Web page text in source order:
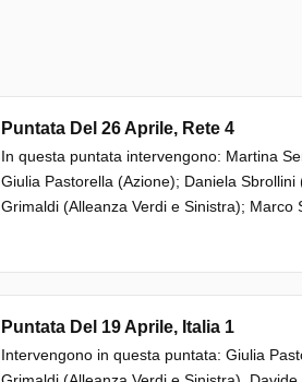
Puntata Del 26 Aprile, Rete 4
In questa puntata intervengono: Martina
Giulia Pastorella (Azione); Daniela
Grimaldi (Alleanza Verdi e Sinistra); Marco
Puntata Del 19 Aprile, Italia 1
Intervengono in questa puntata: Giulia